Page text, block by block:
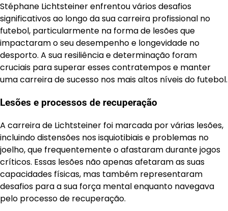
Stéphane Lichtsteiner enfrentou vários desafios
significativos ao longo da sua carreira profissional no
futebol, particularmente na forma de lesões que
impactaram o seu desempenho e longevidade no
desporto. A sua resiliência e determinação foram
cruciais para superar esses contratempos e manter
uma carreira de sucesso nos mais altos níveis do futebol.
Lesões e processos de recuperação
A carreira de Lichtsteiner foi marcada por várias lesões,
incluindo distensões nos isquiotibiais e problemas no
joelho, que frequentemente o afastaram durante jogos
críticos. Essas lesões não apenas afetaram as suas
capacidades físicas, mas também representaram
desafios para a sua força mental enquanto navegava
pelo processo de recuperação.